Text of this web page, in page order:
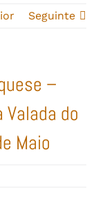
Seguinte
–
Valada do
Maio